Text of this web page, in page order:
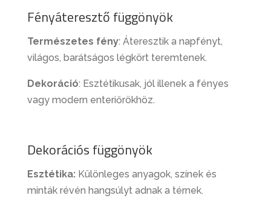
Fényáteresztő függönyök
Természetes fény: Áteresztik a napfényt,
világos, barátságos légkört teremtenek.
Dekoráció: Esztétikusak, jól illenek a fényes
vagy modern enteriőrökhöz.
Dekorációs függönyök
Esztétika:Különleges anyagok, színek és
minták révén hangsúlyt adnak a térnek.